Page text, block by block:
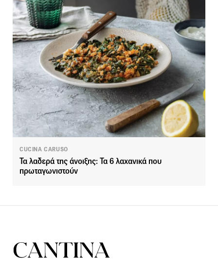
CUCINA CARUSO
Τα λαδερά της άνοιξης: Τα 6 λαχανικά που
πρωταγωνιστούν